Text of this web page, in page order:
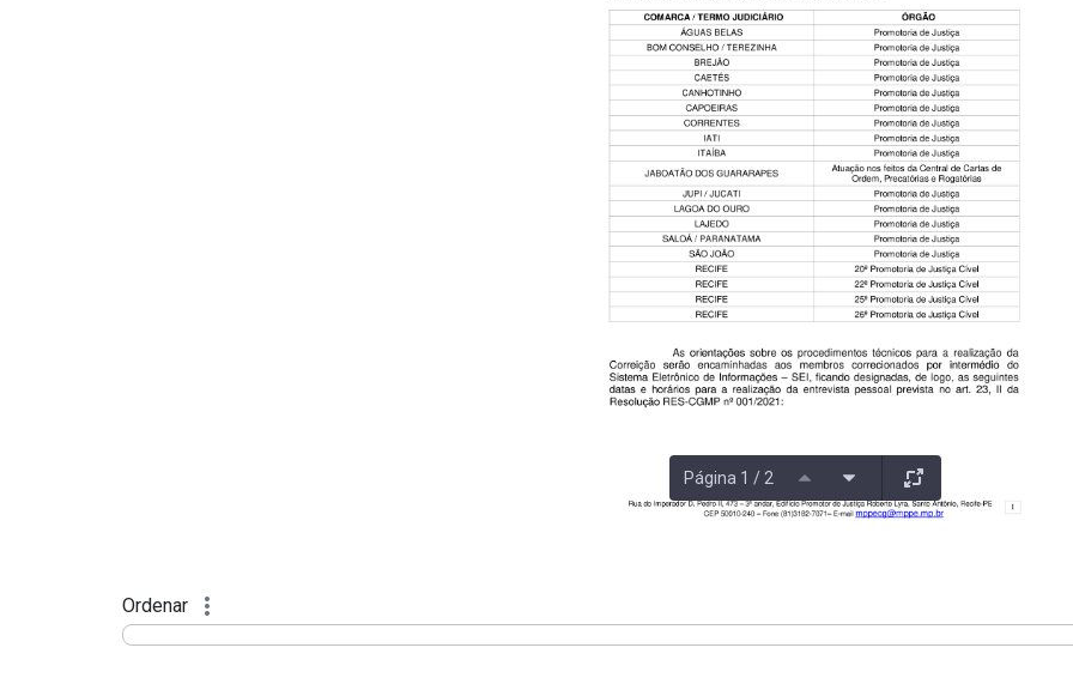
Página 1 / 2
Ordenar